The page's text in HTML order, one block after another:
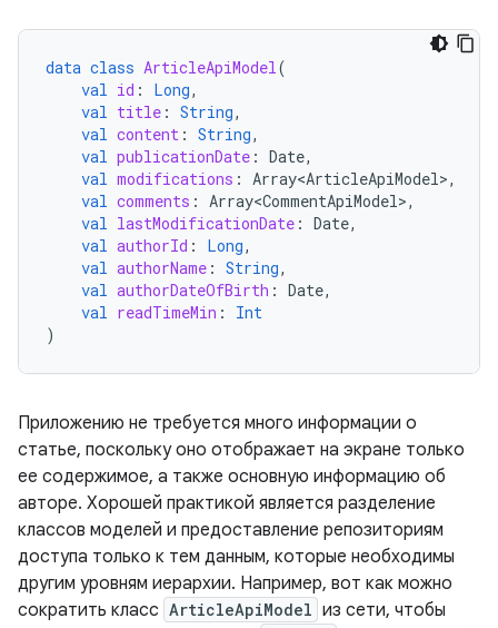
data class ArticleApiModel(
val id : Long,
val title : String,
val content : String,
val publicationDate : Date,
val modifications : Array<ArticleApiModel>,
val comments : Array<CommentApiModel>,
val lastModificationDate : Date,
val authorId : Long,
val authorName : String,
val authorDateOfBirth : Date,
val readTimeMin :
Int
)
Приложению не требуется много информации о
статье, поскольку оно отображает на экране только
ее содержимое, а также основную информацию об
авторе. Хорошей практикой является разделение
классов моделей и предоставление репозиториям
доступа только к тем данным, которые необходимы
другим уровням иерархии. Например, вот как можно
сократить класс ArticleApiModel из сети, чтобы